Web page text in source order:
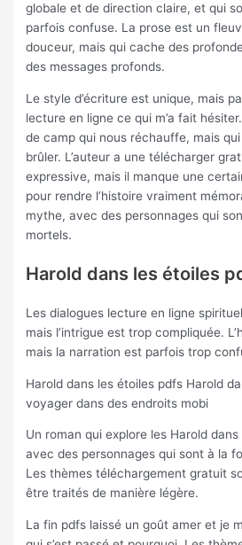
globale et de direction claire, et qui
parfois confuse. La prose est un
douceur, mais qui cache des
des messages profonds.
Le style d’écriture est unique, mais
lecture en ligne ce qui m’a fait
de camp qui nous réchauffe, mais
brûler. L’auteur a une télécharger
expressive, mais il manque une
pour rendre l’histoire vraiment
mythe, avec des personnages qui
mortels.
Harold dans les étoiles
Les dialogues lecture en ligne
mais l’intrigue est trop compliquée.
mais la narration est parfois trop
Harold dans les étoiles pdfs Harold
voyager dans des endroits mobi
Un roman qui explore les Harold dans
avec des personnages qui sont à la
Les thèmes téléchargement gratuit
être traités de manière légère.
La fin pdfs laissé un goût amer et je